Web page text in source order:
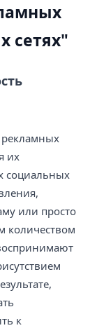
сетях"
их
социальных
или просто
количеством
к